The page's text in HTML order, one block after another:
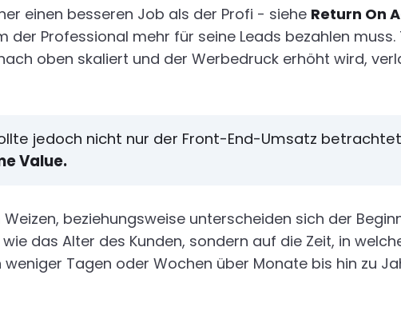
einen besseren Job als der Profi - siehe Return On
der Professional mehr für seine Leads bezahlen
oben skaliert und der Werbedruck erhöht wird,
jedoch nicht nur der Front-End-Umsatz
Value.
beziehungsweise unterscheiden sich der
das Alter des Kunden, sondern auf die Zeit, in
weniger Tagen oder Wochen über Monate bis hin zu